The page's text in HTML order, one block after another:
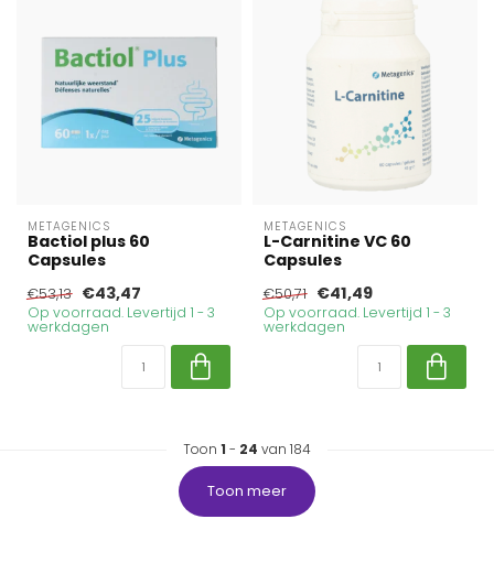
METAGENICS
Bactiol plus 60
Capsules
€53,13 €43,47
Op voorraad. Levertijd 1 - 3
werkdagen
METAGENICS
L-Carnitine VC 60
Capsules
€50,71 €41,49
Op voorraad. Levertijd 1 - 3
werkdagen
Toon 1 - 24 van 184
Toon meer